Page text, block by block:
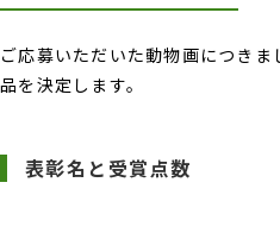
ご応募いただいた動物画につき
品を決定します。
表彰名と受賞点数